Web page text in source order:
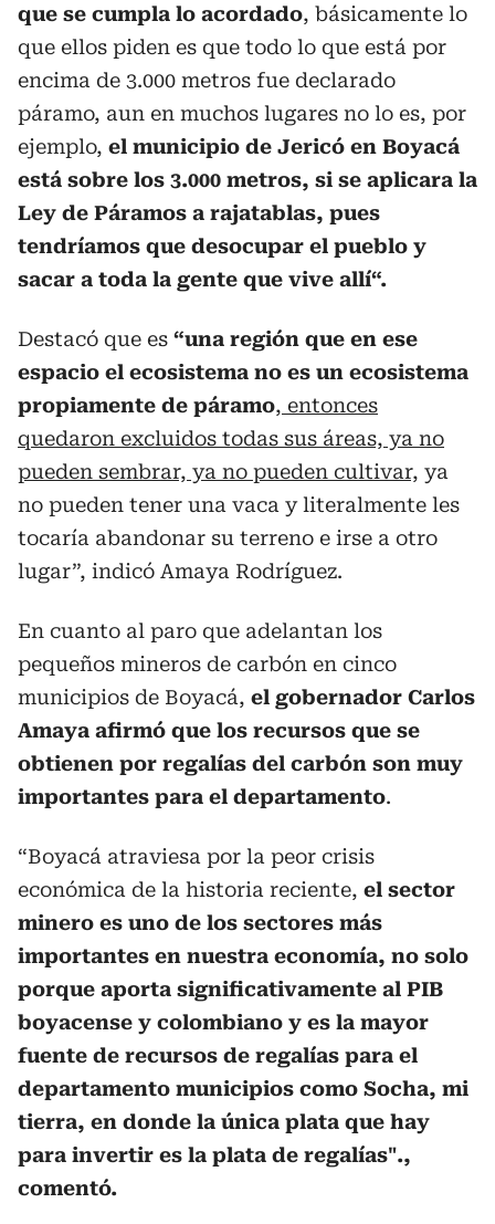
que se cumpla lo acordado, básicamente lo
que ellos piden es que todo lo que está por
encima de 3.000 metros fue declarado
páramo, aun en muchos lugares no lo es, por
ejemplo, el municipio de Jericó en Boyacá
está sobre los 3.000 metros, si se aplicara la
Ley de Páramos a rajatablas, pues
tendríamos que desocupar el pueblo y
sacar a toda la gente que vive allí“.
Destacó que es “una región que en ese
espacio el ecosistema no es un ecosistema
propiamente de páramo, entonces
quedaron excluidos todas sus áreas, ya no
pueden sembrar, ya no pueden cultivar, ya
no pueden tener una vaca y literalmente les
tocaría abandonar su terreno e irse a otro
lugar”, indicó Amaya Rodríguez.
En cuanto al paro que adelantan los
pequeños mineros de carbón en cinco
municipios de Boyacá, el gobernador Carlos
Amaya afirmó que los recursos que se
obtienen por regalías del carbón son muy
importantes para el departamento.
“Boyacá atraviesa por la peor crisis
económica de la historia reciente, el sector
minero es uno de los sectores más
importantes en nuestra economía, no solo
porque aporta significativamente al PIB
boyacense y colombiano y es la mayor
fuente de recursos de regalías para el
departamento municipios como Socha, mi
tierra, en donde la única plata que hay
para invertir es la plata de regalías".,
comentó.